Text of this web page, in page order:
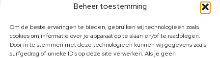
Beheer toestemming
Om de beste ervaringen te bieden, gebruiken wij technologieën zoals
cookies om informatie over je apparaat op te slaan en/of te raadplegen.
Door in te stemmen met deze technologieën kunnen wij gegevens zoals
surfgedrag of unieke ID's op deze site verwerken. Als je geen